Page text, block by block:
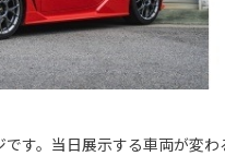
す。当日展示する車両が変わ